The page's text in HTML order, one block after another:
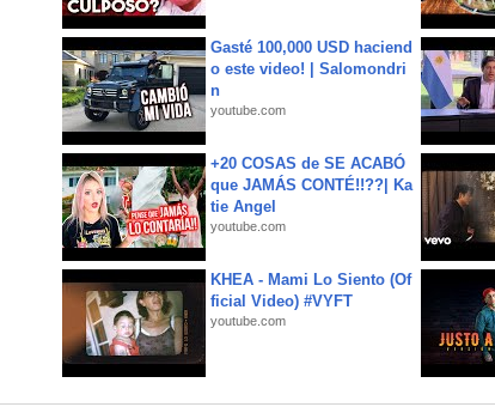
Gasté 100,000 USD haciend
o este video! | Salomondri
n
youtube.com
+20 COSAS de SE ACABÓ
que JAMÁS CONTÉ!!??| Ka
tie Angel
youtube.com
KHEA - Mami Lo Siento (Of
ficial Video) #VYFT
youtube.com